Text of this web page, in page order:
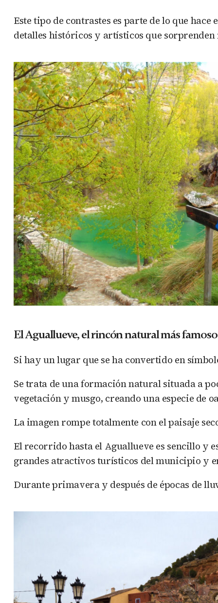
Este tipo de contrastes es parte de lo que
detalles históricos y artísticos que sorprenden
El Aguallueve, el rincón natural más
Si hay un lugar que se ha convertido en
Se trata de una formación natural situada a
vegetación y musgo, creando una especie de
La imagen rompe totalmente con el paisaje
El recorrido hasta el Aguallueve es sencillo y
grandes atractivos turísticos del municipio y
Durante primavera y después de épocas de